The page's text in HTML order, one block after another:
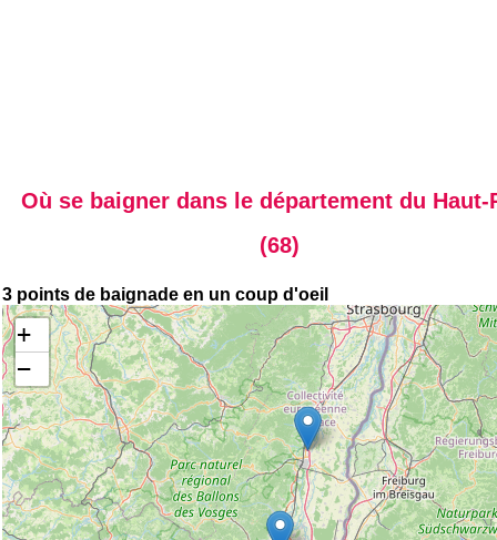
Où se baigner dans le département du Haut-
(68)
3 points de baignade en un coup d'oeil
+
−